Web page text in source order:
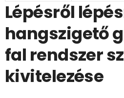
Lépésről
hangszigető
fal rendszer
kivitelezése